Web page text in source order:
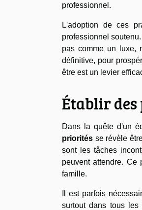
professionnel.
L'adoption de ces
professionnel
pas comme un luxe,
définitive, pour
être est un levier
Établir
Dans la quête d'un
priorités se révèle
sont les tâches
peuvent attendre.
famille.
Il est parfois
surtout dans tous